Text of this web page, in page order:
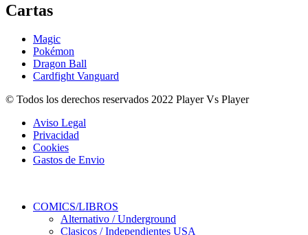
Cartas
Magic
Pokémon
Dragon Ball
Cardfight Vanguard
© Todos los derechos reservados 2022 Player Vs Player
Aviso Legal
Privacidad
Cookies
Gastos de Envio
COMICS/LIBROS
Alternativo / Underground
Clasicos / Independientes USA